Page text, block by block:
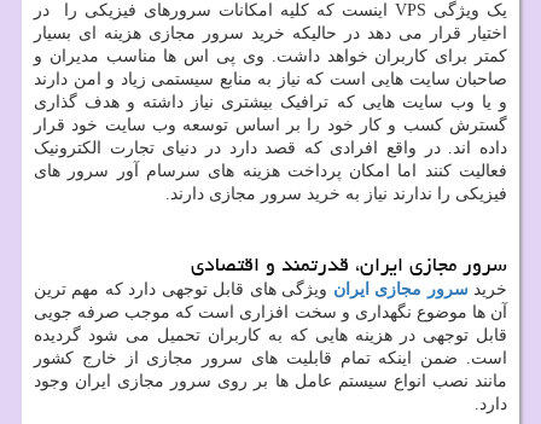
یک ویژگی VPS اینست که کلیه امکانات سرورهای فیزیکی را در
اختیار قرار می دهد در حالیکه خرید سرور مجازی هزینه ای بسیار
کمتر برای کاربران خواهد داشت. وی پی اس ها مناسب مدیران و
صاحبان سایت هایی است که نیاز به منابع سیستمی زیاد و امن دارند
و یا وب سایت هایی که ترافیک بیشتری نیاز داشته و هدف گذاری
گسترش کسب و کار خود را بر اساس توسعه وب سایت خود قرار
داده اند. در واقع افرادی که قصد دارد در دنیای تجارت الکترونیک
فعالیت کنند اما امکان پرداخت هزینه های سرسام آور سرور های
فیزیکی را ندارند نیاز به خرید سرور مجازی دارند.
سرور مجازی ایران، قدرتمند و اقتصادی
خریدسرور مجازی ایران ویژگی های قابل توجهی دارد که مهم ترین
آن ها موضوع نگهداری و سخت افزاری است که موجب صرفه جویی
قابل توجهی در هزینه هایی که به کاربران تحمیل می شود گردیده
است. ضمن اینکه تمام قابلیت های سرور مجازی از خارج کشور
مانند نصب انواع سیستم عامل ها بر روی سرور مجازی ایران وجود
دارد.